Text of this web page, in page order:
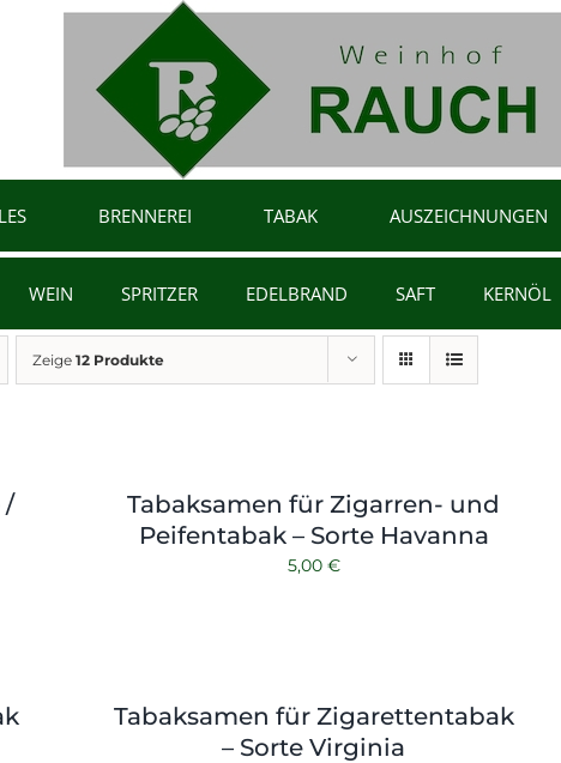
BRENNEREI TABAK AUSZEICHNUNGEN
WEIN SPRITZER EDELBRAND SAFT KERNÖL
Zeige 12 Produkte
/
Tabaksamen für Zigarren- und
Peifentabak – Sorte Havanna
5,00 €
Tabaksamen für Zigarettentabak
– Sorte Virginia